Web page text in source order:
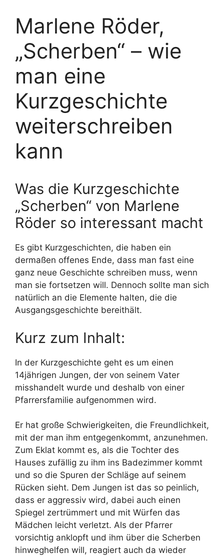
Marlene Röder,
„Scherben“ – wie
man eine
Kurzgeschichte
weiterschreiben
kann
Was die Kurzgeschichte
„Scherben“ von Marlene
Röder so interessant macht
Es gibt Kurzgeschichten, die haben ein
dermaßen offenes Ende, dass man fast eine
ganz neue Geschichte schreiben muss, wenn
man sie fortsetzen will. Dennoch sollte man sich
natürlich an die Elemente halten, die die
Ausgangsgeschichte bereithält.
Kurz zum Inhalt:
In der Kurzgeschichte geht es um einen
14jährigen Jungen, der von seinem Vater
misshandelt wurde und deshalb von einer
Pfarrersfamilie aufgenommen wird.
Er hat große Schwierigkeiten, die Freundlichkeit,
mit der man ihm entgegenkommt, anzunehmen.
Zum Eklat kommt es, als die Tochter des
Hauses zufällig zu ihm ins Badezimmer kommt
und so die Spuren der Schläge auf seinem
Rücken sieht. Dem Jungen ist das so peinlich,
dass er aggressiv wird, dabei auch einen
Spiegel zertrümmert und mit Würfen das
Mädchen leicht verletzt. Als der Pfarrer
vorsichtig anklopft und ihm über die Scherben
hinweghelfen will, reagiert auch da wieder